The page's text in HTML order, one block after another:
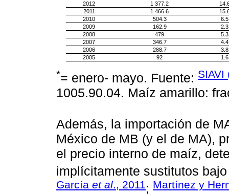
2012
1 377.2
2011
1 466.6
2010
504.3
6.5
2009
162.9
2.3
2008
479
5.3
2007
346.7
4.4
2006
288.7
3.8
2005
92 1.6
*= enero- mayo. Fuente: SIAVI
1005.90.04. Maíz amarillo:
Además, la importación de
México de MB (y el de MA),
el precio interno de maíz,
implícitamente sustitutos
García et al., 2011; Martínez y